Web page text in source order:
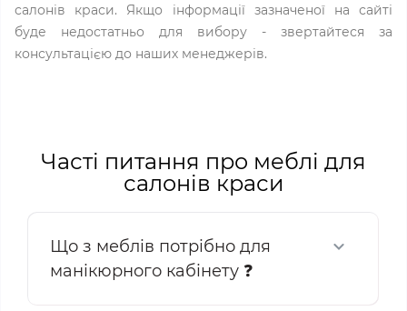
салонів краси. Якщо інформації зазначеної на сайті
буде недостатньо для вибору - звертайтеся за
консультацією до наших менеджерів.
Часті питання про меблі для
салонів краси
Що з меблів потрібно для
манікюрного кабінету ❓